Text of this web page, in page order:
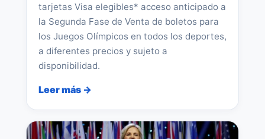
tarjetas Visa elegibles* acceso anticipado a
la Segunda Fase de Venta de boletos para
los Juegos Olímpicos en todos los deportes,
a diferentes precios y sujeto a
disponibilidad.
Leer más →